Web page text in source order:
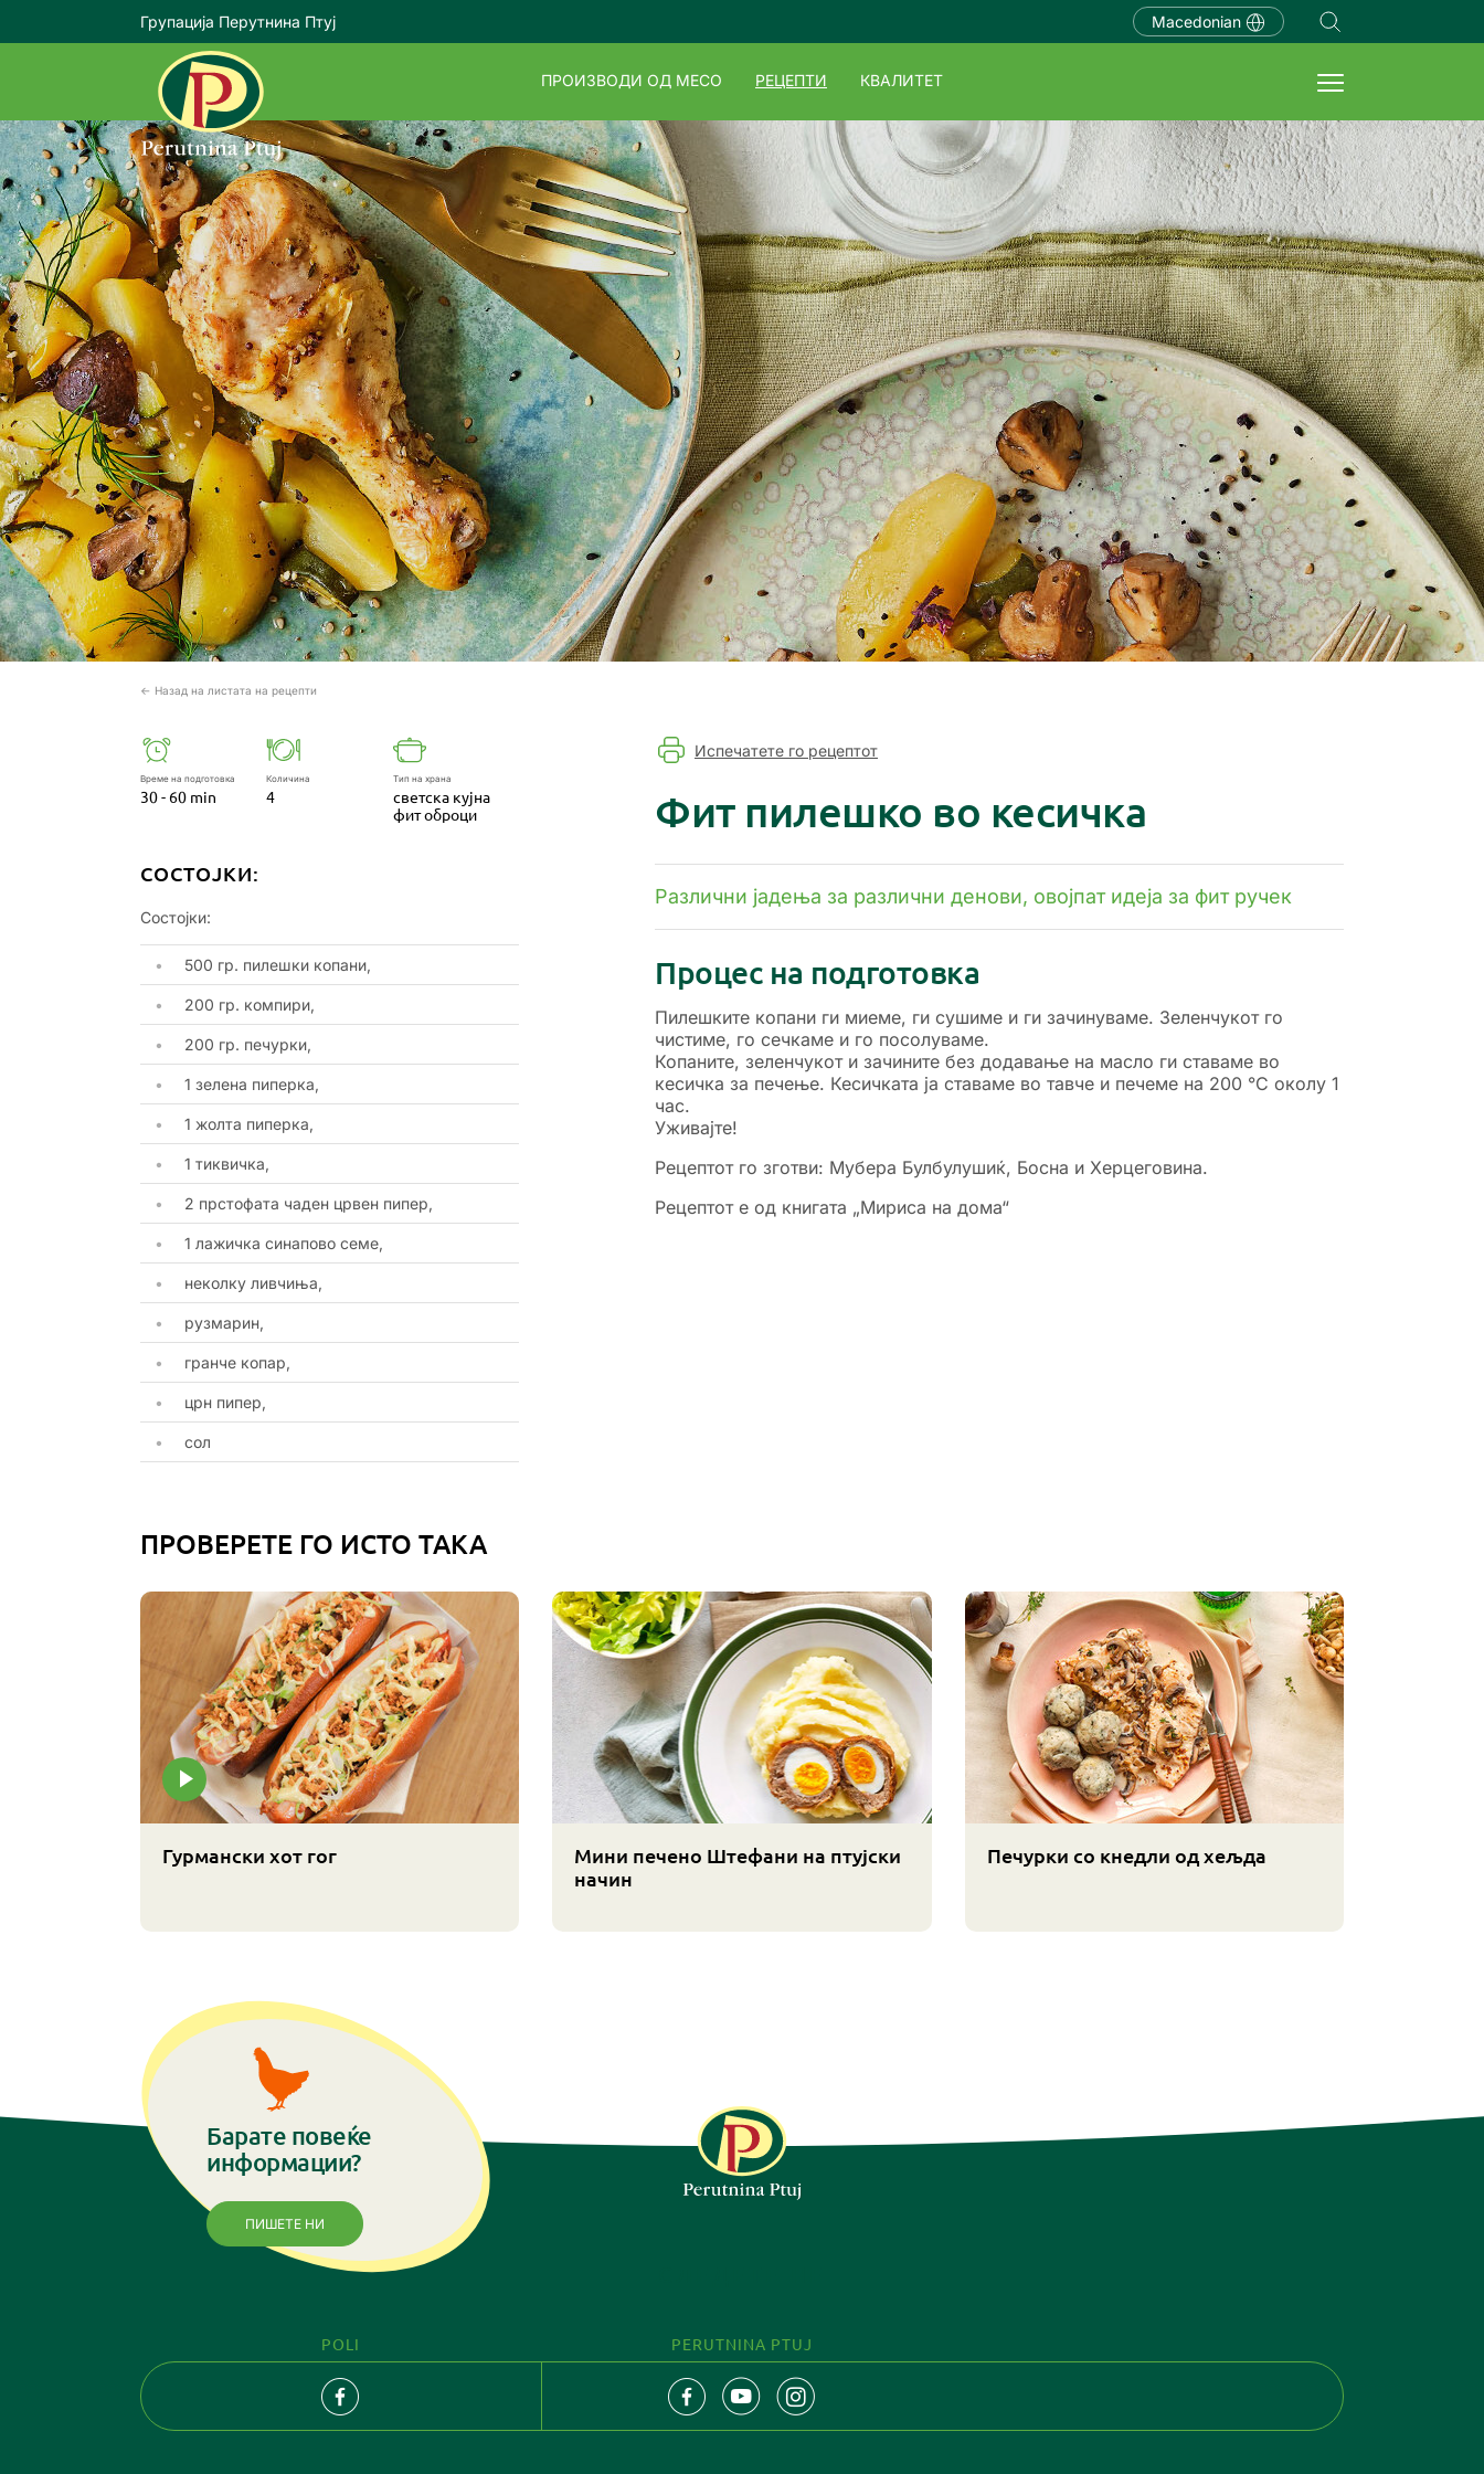
Групација Перутнина Птуј Macedonian
ПРОИЗВОДИ ОД МЕСО РЕЦЕПТИ КВАЛИТЕТ
← Назад на листата на рецепти
Време на подготовка
30 - 60 min
Количина
4
Тип на храна
светска кујна
фит оброци
СОСТОЈКИ:
Состојки:
500 гр. пилешки копани,
200 гр. компири,
200 гр. печурки,
1 зелена пиперка,
1 жолта пиперка,
1 тиквичка,
2 прстофата чаден црвен пипер,
1 лажичка синапово семе,
неколку ливчиња,
рузмарин,
гранче копар,
црн пипер,
сол
Испечатете го рецептот
Фит пилешко во кесичка
Различни јадења за различни денови, овојпат идеја за фит ручек
Процес на подготовка
Пилешките копани ги миеме, ги сушиме и ги зачинуваме. Зеленчукот го
чистиме, го сечкаме и го посолуваме.
Копаните, зеленчукот и зачините без додавање на масло ги ставаме во
кесичка за печење. Кесичката ја ставаме во тавче и печеме на 200 °C околу 1
час.
Уживајте!
Рецептот го зготви: Мубера Булбулушиќ, Босна и Херцеговина.
Рецептот е од книгата „Мириса на дома“
ПРОВЕРЕТЕ ГО ИСТО ТАКА
Гурмански хот гог
Мини печено Штефани на птујски
начин
Печурки со кнедли од хељда
Барате повеќе
информации?
ПИШЕТЕ НИ
POLI PERUTNINA PTUJ